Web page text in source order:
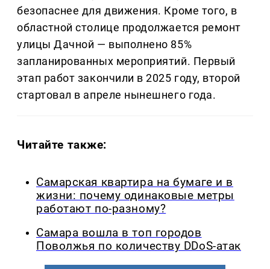
безопаснее для движения. Кроме того, в
областной столице продолжается ремонт
улицы Дачной — выполнено 85%
запланированных мероприятий. Первый
этап работ закончили в 2025 году, второй
стартовал в апреле нынешнего года.
Читайте также:
Самарская квартира на бумаге и в
жизни: почему одинаковые метры
работают по-разному?
Самара вошла в топ городов
Поволжья по количеству DDoS-атак